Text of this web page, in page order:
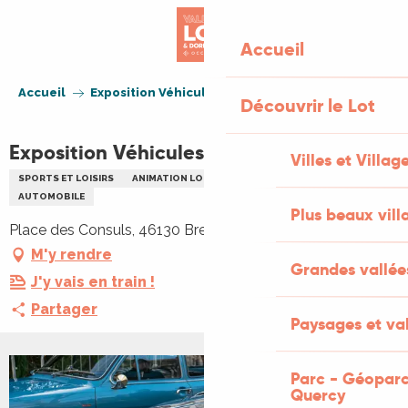
Accueil
Découvrir le Lot
Villes et
Plus beaux
Grandes
Paysages et
Parc -
Quercy
Accueil Exposition Véhicules anciens
Exposition Véhicules anciens
SPORTS ET LOISIRS ANIMATION LOCALE
AUTOMOBILE
Place des Consuls, 46130 Bretenoux
M'y rendre
J'y vais en train !
Partager